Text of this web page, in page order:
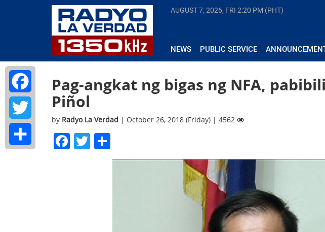
AUGUST 7, 2026, FRI 2:20 PM (PHT)
NEWS PUBLIC SERVICE
Pag-angkat ng bigas ng NFA,
Piñol
by Radyo La Verdad | October 26, 2018 (Friday) | 4562
Facebook
Twitter
Facebook
Twitter